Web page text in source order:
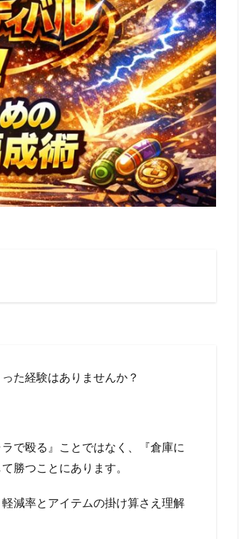
た経験はありませんか？
で殴る』ことではなく、『倉庫に
勝つことにあります。
減率とアイテムの掛け算さえ理解